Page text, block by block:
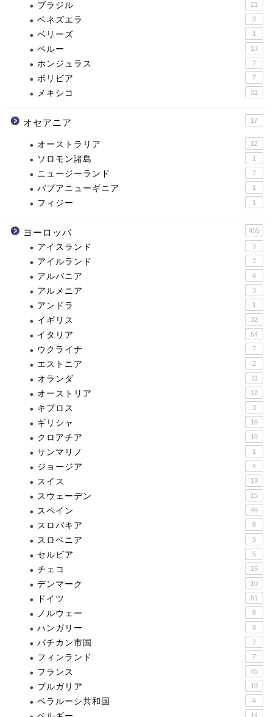
ブラジル 21
ベネズエラ 3
ベリーズ 1
ペルー 13
ホンジュラス 2
ボリビア 7
メキシコ 31
オセアニア 17
オーストラリア 12
ソロモン諸島 1
ニュージーランド 2
パプアニューギニア 1
フィジー 1
ヨーロッパ 455
アイスランド 3
アイルランド 2
アルバニア 4
アルメニア 3
アンドラ 1
イギリス 32
イタリア 54
ウクライナ 7
エストニア 2
オランダ 11
オーストリア 12
キプロス 3
ギリシャ 18
クロアチア 10
サンマリノ 1
ジョージア 4
スイス 13
スウェーデン 15
スペイン 46
スロバキア 8
スロベニア 5
セルビア 5
チェコ 15
デンマーク 10
ドイツ 51
ノルウェー 8
ハンガリー 8
バチカン市国 2
フィンランド 7
フランス 45
ブルガリア 10
ベラルーシ共和国 4
14